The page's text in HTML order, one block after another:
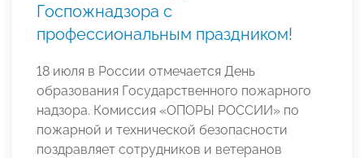
Госпожнадзора с
профессиональным праздником!
18 июля в России отмечается День
образования Государственного пожарного
надзора. Комиссия «ОПОРЫ РОССИИ» по
пожарной и технической безопасности
поздравляет сотрудников и ветеранов